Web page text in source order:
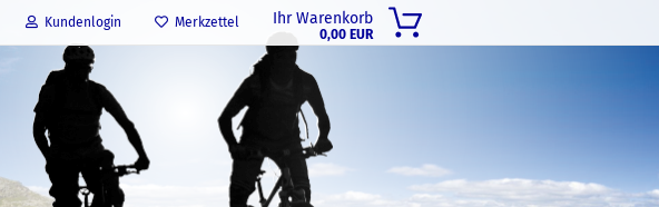
Kundenlogin Merkzettel Ihr Warenkorb
0,00 EUR